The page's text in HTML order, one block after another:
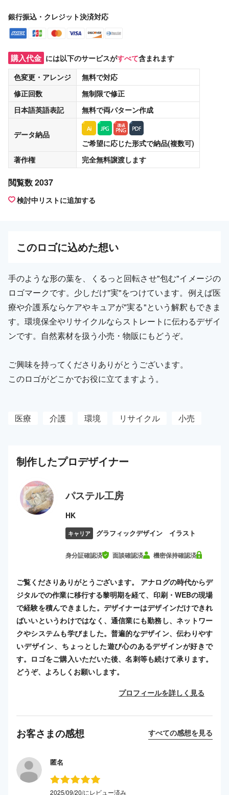
銀行振込・クレジット決済対応
購入代金 には以下のサービスがすべて含まれます
色変更・アレンジ
無料で対応
修正回数
無制限で修正
日本語英語表記
無料で両パターン作成
データ納品
ご希望に応じた形式で納品(複数可)
著作権
完全無料譲渡します
閲覧数 2037
検討中リストに追加する
このロゴに込めた想い
手のような形の葉を、くるっと回転させ"包む"イメージの
ロゴマークです。少しだけ"実"をつけています。例えば医
療や介護系ならケアやキュアが"実る"という解釈もできま
す。環境保全やリサイクルならストレートに伝わるデザイ
ンです。自然素材を扱う小売・物販にもどうぞ。
ご興味を持ってくださりありがとうございます。
このロゴがどこかでお役に立てますよう。
医療 介護 環境 リサイクル 小売
制作したプロデザイナー
パステル工房
HK
キャリア グラフィックデザイン イラスト
身分証確認済 面談確認済 機密保持確認済
ご覧くださりありがとうございます。 アナログの時代からデ
ジタルでの作業に移行する黎明期を経て、印刷・WEBの現場
で経験を積んできました。デザイナーはデザインだけできれ
ばいいというわけではなく、通信業にも勤務し、ネットワー
クやシステムも学びました。普遍的なデザイン、伝わりやす
いデザイン、ちょっとした遊び心のあるデザインが好きで
す。ロゴをご購入いただいた後、名刺等も続けて承ります。
どうぞ、よろしくお願いします。
プロフィールを詳しく見る
お客さまの感想 すべての感想を見る
匿名
2025/09/20/にレビュー済み